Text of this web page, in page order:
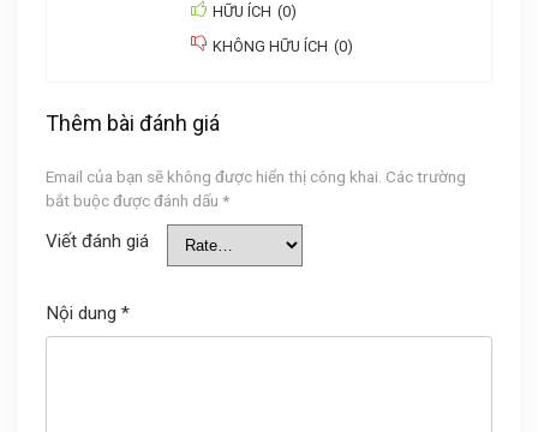
HỮU ÍCH (0)
KHÔNG HỮU ÍCH (0)
Thêm bài đánh giá
Email của bạn sẽ không được hiển thị công khai. Các trường
bắt buộc được đánh dấu *
Viết đánh giá
Nội dung *